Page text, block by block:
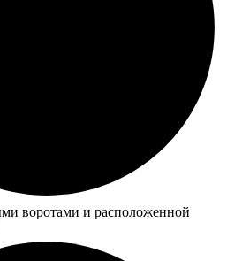
воротами и расположенной